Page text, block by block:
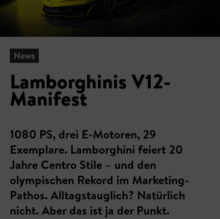
News
Lamborghinis V12-
Manifest
1080 PS, drei E-Motoren, 29
Exemplare. Lamborghini feiert 20
Jahre Centro Stile – und den
olympischen Rekord im Marketing-
Pathos. Alltagstauglich? Natürlich
nicht. Aber das ist ja der Punkt.